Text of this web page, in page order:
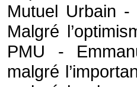
Mutuel Urbain
Malgré
PMU -
malgré